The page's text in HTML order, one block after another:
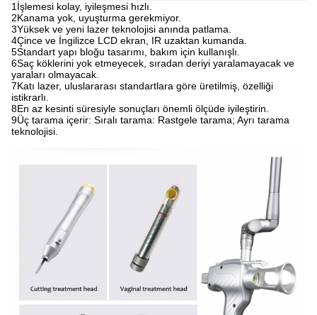
1İşlemesi kolay, iyileşmesi hızlı.
2Kanama yok, uyuşturma gerekmiyor.
3Yüksek ve yeni lazer teknolojisi anında patlama.
4Çince ve İngilizce LCD ekran, IR uzaktan kumanda.
5Standart yapı bloğu tasarımı, bakım için kullanışlı.
6Saç köklerini yok etmeyecek, sıradan deriyi yaralamayacak ve
yaraları olmayacak.
7Katı lazer, uluslararası standartlara göre üretilmiş, özelliği
istikrarlı.
8En az kesinti süresiyle sonuçları önemli ölçüde iyileştirin.
9Üç tarama içerir: Sıralı tarama: Rastgele tarama; Ayrı tarama
teknolojisi.